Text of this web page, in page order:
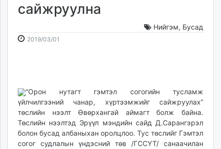
Gogo.mn
news.mn
zindaa.mn
mnb.mn
Livetv.mn
Eguur.mn
24tsag.mn
shuud.mn
сайжруулна
Нийгэм, Бусад
2019/03/01
“Орон нутагт гэмтэл согогийн тусламж
үйлчилгээний чанар, хүртээмжийг сайжруулах”
төслийн нээлт Өвөрхангай аймагт болж байна.
Төслийн нээлтэд Эрүүл мэндийн сайд Д.Сарангэрэл
болон бусад албаныхан оролцлоо. Тус төслийг Гэмтэл
согог судлалын үндэсний төв /ГССҮТ/ санаачилан